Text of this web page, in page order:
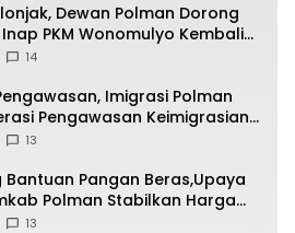
Dewan Polman Dorong
PKM Wonomulyo Kembali
14
Imigrasi Polman
Pengawasan Keimigrasian
Serentak disemua Daerah
13
Bantuan Pangan Beras,Upaya
Polman Stabilkan Harga
13